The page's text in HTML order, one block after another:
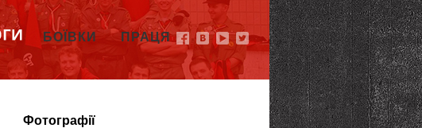
БОЇВКИ ПРАЦЯ
Фотографії